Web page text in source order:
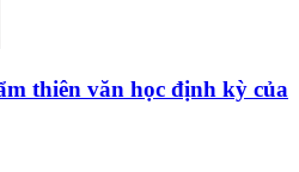
thiên văn học định kỳ của